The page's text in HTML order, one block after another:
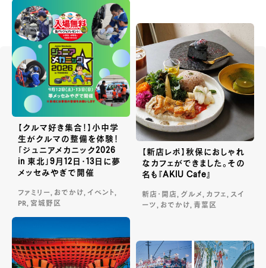
【クルマ好き集合！】小中学
生がクルマの整備を体験！
「ジュニアメカニック2026
in 東北」9月12日・13日に夢
メッセみやぎで開催
ファミリー, おでかけ, イベント,
PR, 宮城野区
【新店レポ】秋保におしゃれ
なカフェができました。その
名も『AKIU Cafe』
新店・開店, グルメ, カフェ, スイ
ーツ, おでかけ, 青葉区